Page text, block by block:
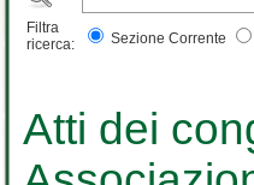
Filtra
ricerca:
Sezione Corrente
Atti dei